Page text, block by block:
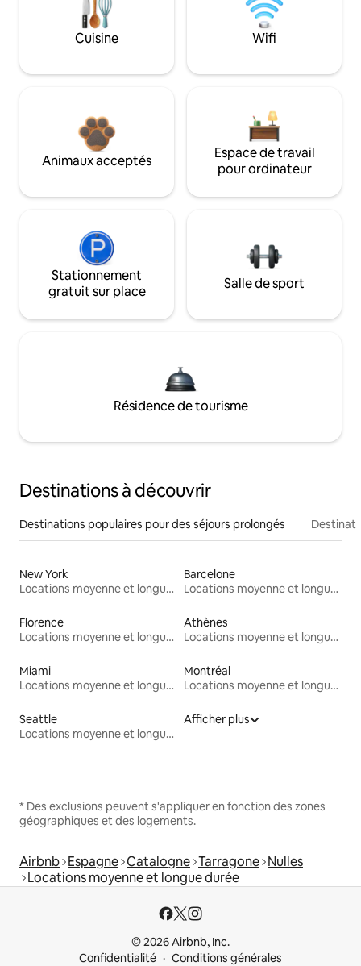
Cuisine Wifi
Animaux acceptés
Espace de travail
pour ordinateur
Stationnement
gratuit sur place
Salle de sport
Résidence de tourisme
Destinations à découvrir
Destinations populaires pour des séjours prolongés
New York
Locations moyenne et longue durée
Barcelone
Locations moyenne et longue durée
Florence
Locations moyenne et longue durée
Athènes
Locations moyenne et longue durée
Miami
Locations moyenne et longue durée
Montréal
Locations moyenne et longue durée
Seattle
Locations moyenne et longue durée
Afficher plus
* Des exclusions peuvent s'appliquer en fonction des zones
géographiques et des logements.
Airbnb Espagne Catalogne Tarragone Nulles
Locations moyenne et longue durée
© 2026 Airbnb, Inc.
Confidentialité
Conditions générales